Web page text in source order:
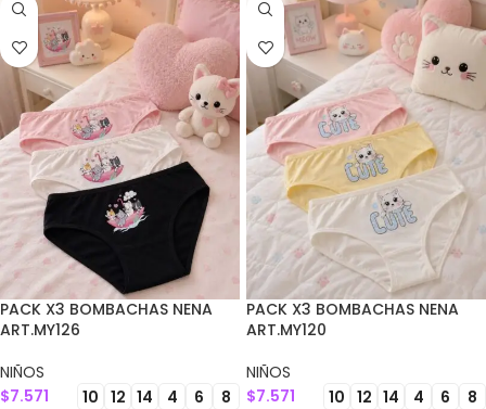
PACK X3 BOMBACHAS NENA
ART.MY126
NIÑOS
$7.571 10 12 14 4 6 8
PACK X3 BOMBACHAS NENA
ART.MY120
NIÑOS
$7.571 10 12 14 4 6 8